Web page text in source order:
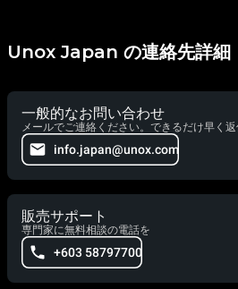
Unox Japan の連絡先詳細
一般的なお問い合わせ
メールでご連絡ください。できるだけ早く返
info.japan@unox.com
販売サポート
専門家に無料相談の電話を
+603 58797700